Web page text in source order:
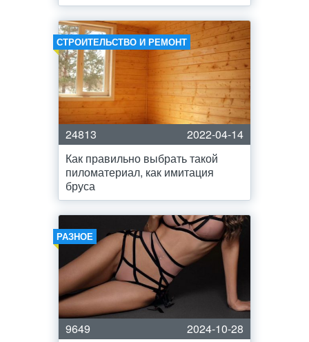
СТРОИТЕЛЬСТВО И РЕМОНТ
24813
2022-04-14
Как правильно выбрать такой
пиломатериал, как имитация
бруса
РАЗНОЕ
9649
2024-10-28